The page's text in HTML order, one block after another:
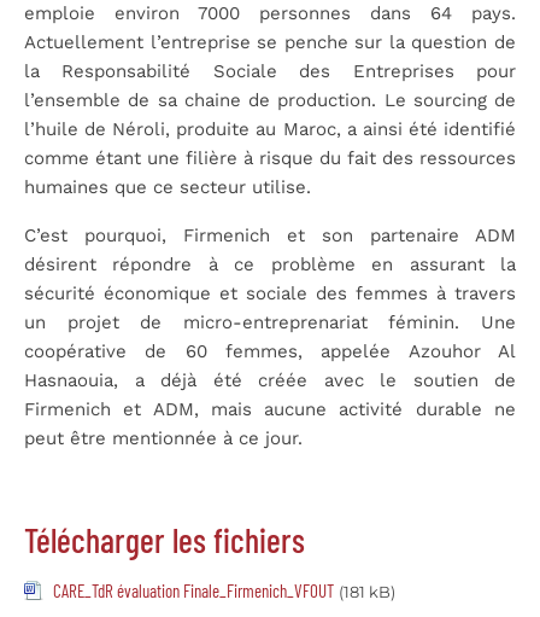
emploie environ 7000 personnes dans 64 pays.
Actuellement l’entreprise se penche sur la question de
la Responsabilité Sociale des Entreprises pour
l’ensemble de sa chaine de production. Le sourcing de
l’huile de Néroli, produite au Maroc, a ainsi été identifié
comme étant une filière à risque du fait des ressources
humaines que ce secteur utilise.
C’est pourquoi, Firmenich et son partenaire ADM
désirent répondre à ce problème en assurant la
sécurité économique et sociale des femmes à travers
un projet de micro-entreprenariat féminin. Une
coopérative de 60 femmes, appelée Azouhor Al
Hasnaouia, a déjà été créée avec le soutien de
Firmenich et ADM, mais aucune activité durable ne
peut être mentionnée à ce jour.
Télécharger les fichiers
CARE_TdR évaluation Finale_Firmenich_VFOUT (181 kB)